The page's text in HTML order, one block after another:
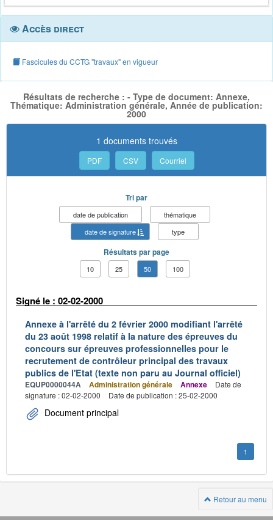
Accès direct
Fascicules du CCTG "travaux" en vigueur
Résultats de recherche : - Type de document: Annexe,
Thématique: Administration générale, Année de publication:
2000
1 documents trouvés
PDF CSV Courriel
Tri par
date de publication
thématique
date de signature
type
Résultats par page
10 25 50 100
Signé le : 02-02-2000
Annexe à l'arrêté du 2 février 2000 modifiant l'arrêté
du 23 août 1998 relatif à la nature des épreuves du
concours sur épreuves professionnelles pour le
recrutement de contrôleur principal des travaux
publics de l'Etat (texte non paru au Journal officiel)
EQUP0000044A Administration générale Annexe
Date de
signature : 02-02-2000
Date de publication : 25-02-2000
Document principal
1
Retour au menu